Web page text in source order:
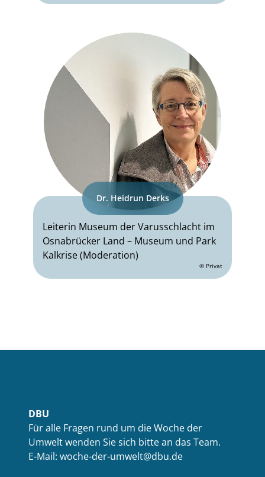
Dr. Heidrun Derks
Leiterin Museum der Varusschlacht im
Osnabrücker Land – Museum und Park
Kalkrise (Moderation)
© Privat
DBU
Für alle Fragen rund um die Woche der
Umwelt wenden Sie sich bitte an das Team.
E-Mail: woche-der-umwelt@dbu.de